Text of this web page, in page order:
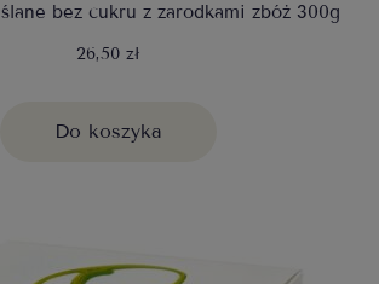
bez cukru z zarodkami zbóż 300g
26,50 zł
Do koszyka